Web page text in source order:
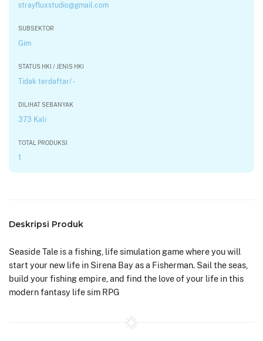
strayfluxstudio@gmail.com
SUBSEKTOR
Gim
STATUS HKI / JENIS HKI
Tidak terdaftar/ -
DILIHAT SEBANYAK
373 Kali
TOTAL PRODUKSI
1
Deskripsi Produk
Seaside Tale is a fishing, life simulation game where you will
start your new life in Sirena Bay as a Fisherman. Sail the seas,
build your fishing empire, and find the love of your life in this
modern fantasy life sim RPG